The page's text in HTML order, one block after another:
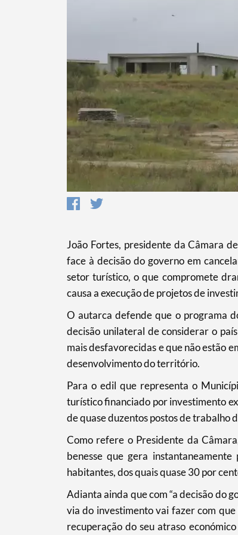
Categorias gerais
Filtros
João Fortes, presidente da Câmara
face à decisão do governo em
setor turístico, o que compromete
causa a execução de projetos de
O autarca defende que o programa
decisão unilateral de considerar o
mais desfavorecidas e que não estão
desenvolvimento do território.
Para o edil que representa o
turístico financiado por investimento
de quase duzentos postos de trabalho
Como refere o Presidente da
benesse que gera
habitantes, dos quais quase 30 por
Adianta ainda que com “a decisão do
via do investimento vai fazer com
recuperação do seu atraso